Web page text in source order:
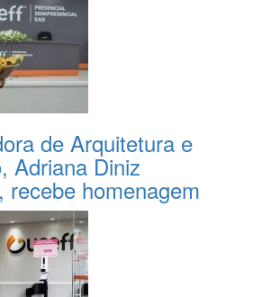
de Arquitetura e
Adriana Diniz
recebe homenagem